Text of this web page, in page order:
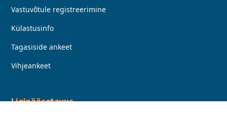
Vastuvõtule registreerimine
Külastusinfo
Tagasiside ankeet
Vihjeankeet
Ligipääsetavus